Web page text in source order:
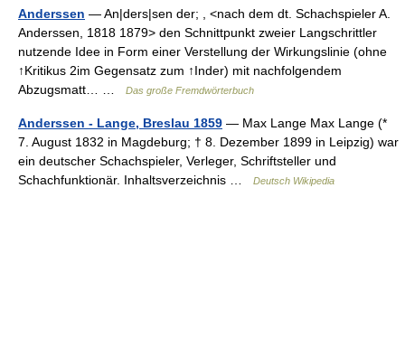
Anderssen — An|ders|sen der; , <nach dem dt. Schachspieler A.
Anderssen, 1818 1879> den Schnittpunkt zweier Langschrittler
nutzende Idee in Form einer Verstellung der Wirkungslinie (ohne
↑Kritikus 2im Gegensatz zum ↑Inder) mit nachfolgendem
Abzugsmatt… …
Das große Fremdwörterbuch
Anderssen - Lange, Breslau 1859 — Max Lange Max Lange (*
7. August 1832 in Magdeburg; † 8. Dezember 1899 in Leipzig) war
ein deutscher Schachspieler, Verleger, Schriftsteller und
Schachfunktionär. Inhaltsverzeichnis …
Deutsch Wikipedia